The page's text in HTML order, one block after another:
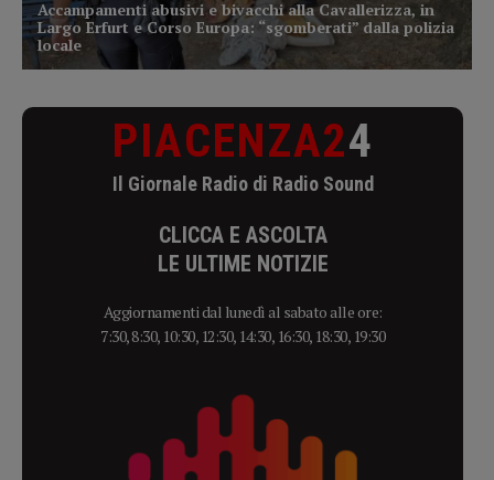
PIACENZA24
Il Giornale Radio di Radio Sound
CLICCA E ASCOLTA
LE ULTIME NOTIZIE
Aggiornamenti dal lunedì al sabato alle ore:
7:30, 8:30, 10:30, 12:30, 14:30, 16:30, 18:30, 19:30